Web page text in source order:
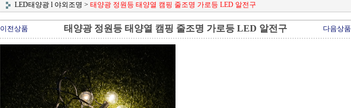
LED태양광 l 야외조명 > 태양광 정원등 태양열 캠핑 줄조명 가로등 LED 알전구
이전상품 태양광 정원등 태양열 캠핑 줄조명 가로등 LED 알전구 다음상품